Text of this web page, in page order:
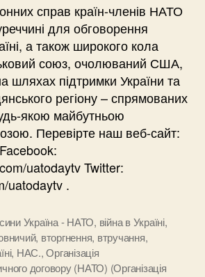
справ країн-членів НАТО
для обговорення
а також широкого кола
союз, очолюваний США,
шляхах підтримки України та
регіону – спрямованих
якою майбутньою
Перевірте наш веб-сайт:
uatodaytv Twitter:
uatodaytv .
Україна - НАТО, війна в Україні,
, вторгнення, втручання,
, НАС.,Організація
договору (НАТО) (Організація